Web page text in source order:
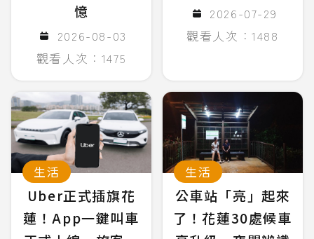
憶
2026-08-03
觀看人次：1475
2026-07-29
觀看人次：1488
生活
Uber正式插旗花
蓮！App一鍵叫車
生活
公車站「亮」起來
了！花蓮30處候車